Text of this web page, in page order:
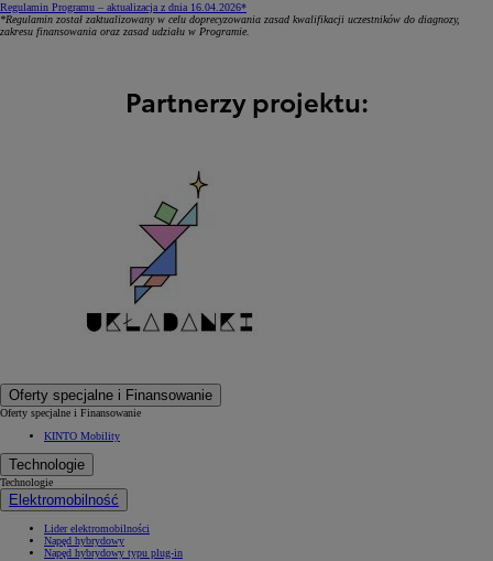
Regulamin Programu – aktualizacja z dnia 16.04.2026*
*Regulamin został zaktualizowany w celu doprecyzowania zasad kwalifikacji uczestników do diagnozy,
zakresu finansowania oraz zasad udziału w Programie.
Partnerzy projektu:
Oferty specjalne i Finansowanie
Oferty specjalne i Finansowanie
KINTO Mobility
Technologie
Technologie
Elektromobilność
Lider elektromobilności
Napęd hybrydowy
Napęd hybrydowy typu plug-in